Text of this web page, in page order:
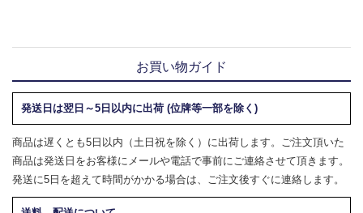
お買い物ガイド
発送日は翌日～5日以内に出荷 (位牌等一部を除く)
商品は遅くとも5日以内（土日祝を除く）に出荷します。ご注文頂いた
商品は発送日をお客様にメールや電話で事前にご連絡させて頂きます。
発送に5日を超えて時間がかかる場合は、ご注文後すぐに連絡します。